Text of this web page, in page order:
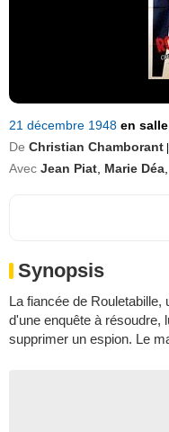
21 décembre 1948 en salle
De Christian Chamborant
Avec Jean Piat Marie Déa
Synopsis
La fiancée de Rouletabille,
d'une enquête à résoudre,
supprimer un espion. Le